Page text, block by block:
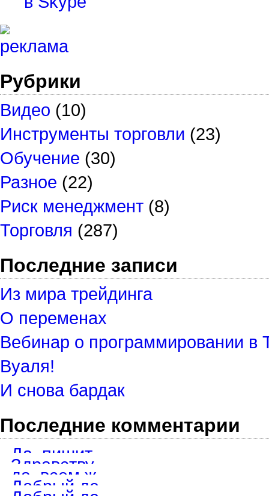
Рубрики
Видео (10)
Инструменты торговли (23)
Обучение (30)
Разное (22)
Риск менеджмент (8)
Торговля (287)
Последние записи
Из мира трейдинга
О переменах
Вебинар о программировании в
Вуаля!
И снова бардак
Последние комментарии